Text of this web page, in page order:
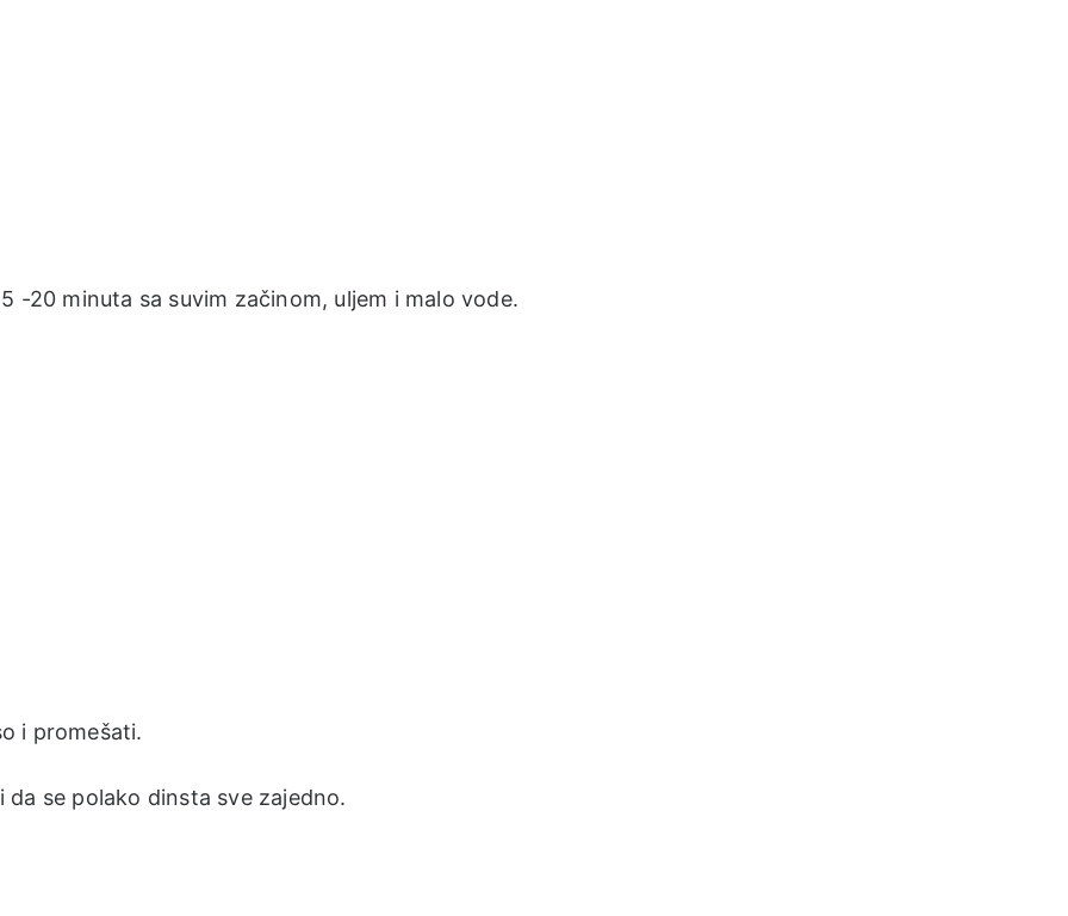
-20 minuta sa suvim začinom, uljem i malo vode.
i promešati.
se polako dinsta sve zajedno.